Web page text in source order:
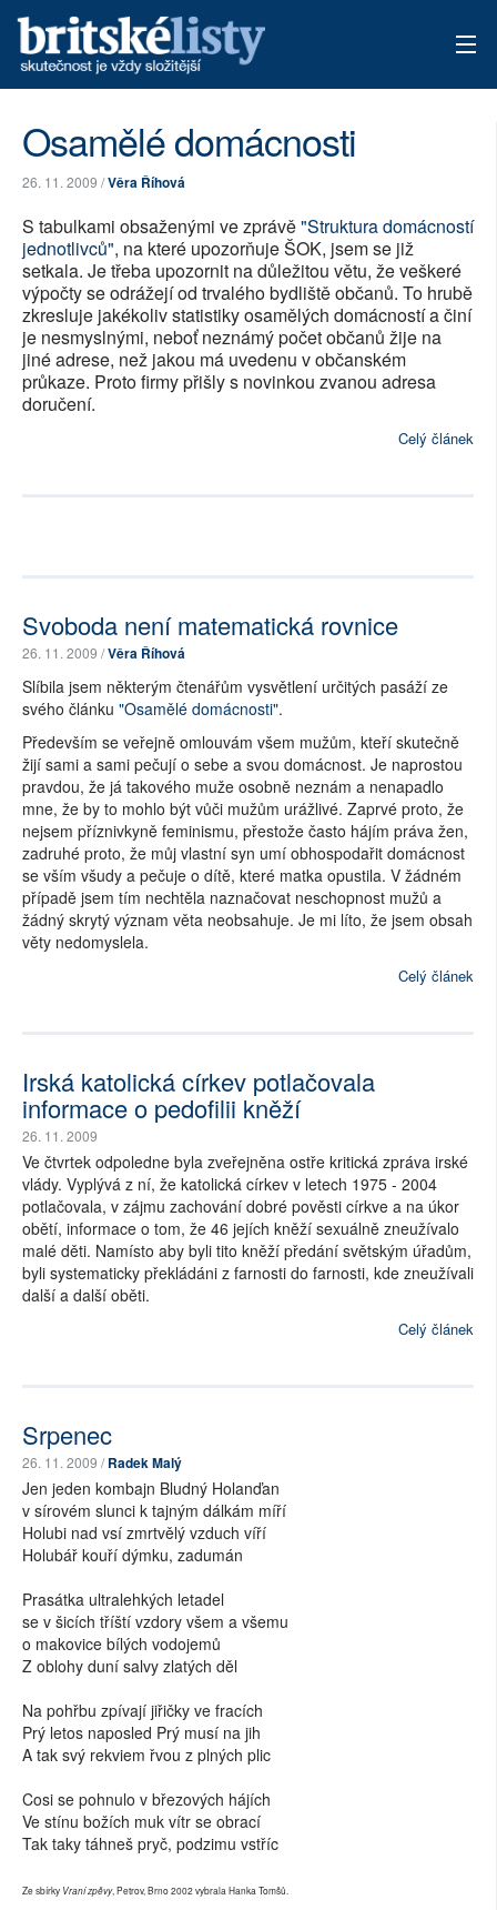
TÉMATA
AUTOŘI
PŘÍSPĚVKY NA PROVOZ
Osamělé domácnosti
26. 11. 2009 /Věra Říhová
S tabulkami obsaženými ve zprávě"Struktura domácností
jednotlivců", na které upozorňuje ŠOK, jsem se již
setkala. Je třeba upozornit na důležitou větu, že veškeré
výpočty se odrážejí od trvalého bydliště občanů. To hrubě
zkresluje jakékoliv statistiky osamělých domácností a činí
je nesmyslnými, neboť neznámý počet občanů žije na
jiné adrese, než jakou má uvedenu v občanském
průkaze. Proto firmy přišly s novinkou zvanou adresa
doručení.
Celý článek
Svoboda není matematická rovnice
26. 11. 2009 /Věra Říhová
Slíbila jsem některým čtenářům vysvětlení určitých pasáží ze
svého článku "Osamělé domácnosti".
Především se veřejně omlouvám všem mužům, kteří skutečně
žijí sami a sami pečují o sebe a svou domácnost. Je naprostou
pravdou, že já takového muže osobně neznám a nenapadlo
mne, že by to mohlo být vůči mužům urážlivé. Zaprvé proto, že
nejsem příznivkyně feminismu, přestože často hájím práva žen,
zadruhé proto, že můj vlastní syn umí obhospodařit domácnost
se vším všudy a pečuje o dítě, které matka opustila. V žádném
případě jsem tím nechtěla naznačovat neschopnost mužů a
žádný skrytý význam věta neobsahuje. Je mi líto, že jsem obsah
věty nedomyslela.
Celý článek
Irská katolická církev potlačovala
informace o pedofilii kněží
26. 11. 2009
Ve čtvrtek odpoledne byla zveřejněna ostře kritická zpráva irské
vlády. Vyplývá z ní, že katolická církev v letech 1975 - 2004
potlačovala, v zájmu zachování dobré pověsti církve a na úkor
obětí, informace o tom, že 46 jejích kněží sexuálně zneužívalo
malé děti. Namísto aby byli tito kněží předání světským úřadům,
byli systematicky překládáni z farnosti do farnosti, kde zneužívali
další a další oběti.
Celý článek
Srpenec
26. 11. 2009 /Radek Malý
Jen jeden kombajn Bludný Holanďan
v sírovém slunci k tajným dálkám míří
Holubi nad vsí zmrtvělý vzduch víří
Holubář kouří dýmku, zadumán
Prasátka ultralehkých letadel
se v šicích tříští vzdory všem a všemu
o makovice bílých vodojemů
Z oblohy duní salvy zlatých děl
Na pohřbu zpívají jiřičky ve fracích
Prý letos naposled Prý musí na jih
A tak svý rekviem řvou z plných plic
Cosi se pohnulo v březových hájích
Ve stínu božích muk vítr se obrací
Tak taky táhneš pryč, podzimu vstříc
Ze sbírky Vraní zpěvy, Petrov, Brno 2002 vybrala Hanka Tomšů.